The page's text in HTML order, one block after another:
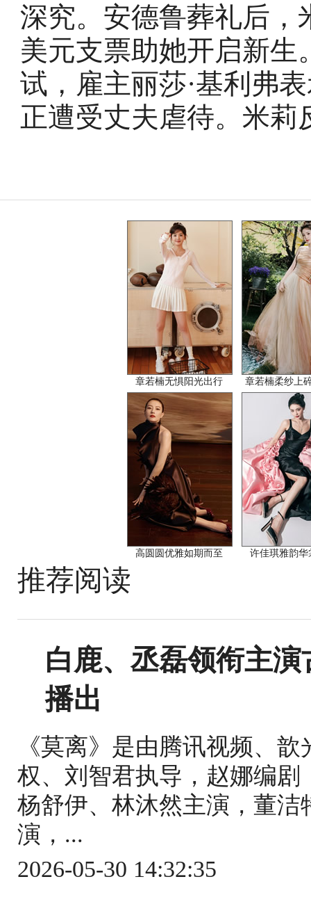
深究。安德鲁葬礼后，
美元支票助她开启新
试，雇主丽莎·基利弗
正遭受丈夫虐待。米莉
章若楠无惧阳光出行 章若楠柔纱上
高圆圆优雅如期而至 许佳琪雅韵华
推荐阅读
白鹿、丞磊领衔主
播出
《莫离》是由腾讯视频、
权、刘智君执导，赵娜编
杨舒伊、林沐然主演，董
演，...
2026-05-30 14:32:35